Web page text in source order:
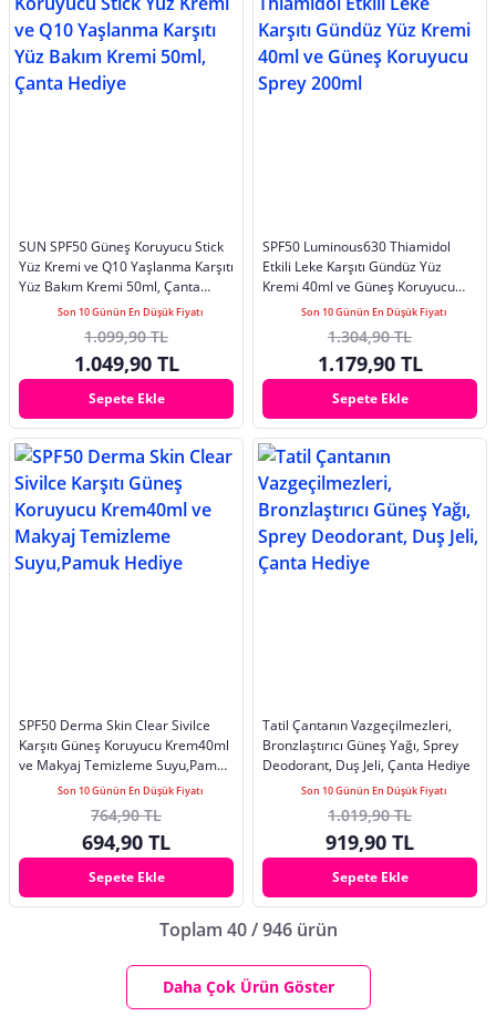
SUN SPF50 Güneş Koruyucu Stick
Yüz Kremi ve Q10 Yaşlanma Karşıtı
Yüz Bakım Kremi 50ml, Çanta
HediyeSon 10 Günün En Düşük Fiyatı
1.099,90 TL
1.049,90 TL
Sepete Ekle
SPF50 Luminous630 Thiamidol
Etkili Leke Karşıtı Gündüz Yüz
Kremi 40ml ve Güneş Koruyucu
Sprey 200ml
Son 10 Günün En Düşük Fiyatı
1.304,90 TL
1.179,90 TL
Sepete Ekle
SPF50 Derma Skin Clear Sivilce
Karşıtı Güneş Koruyucu Krem40ml
ve Makyaj Temizleme Suyu,Pamuk
HediyeSon 10 Günün En Düşük Fiyatı
764,90 TL
694,90 TL
Sepete Ekle
Tatil Çantanın Vazgeçilmezleri,
Bronzlaştırıcı Güneş Yağı, Sprey
Deodorant, Duş Jeli, Çanta Hediye
Son 10 Günün En Düşük Fiyatı
1.019,90 TL
919,90 TL
Sepete Ekle
Toplam 40 / 946 ürün
Daha Çok Ürün Göster